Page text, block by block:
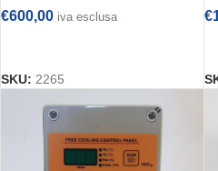
€600,00 iva esclusa
SKU: 2265
€